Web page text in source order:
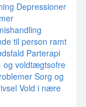
Depressioner
til person ramt
Parterapi
og voldtægtsofre
Sorg og
Vold i nære